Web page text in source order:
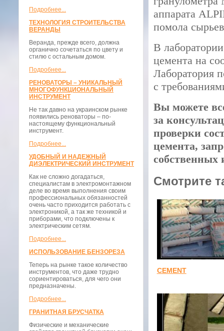
Подробнее...
ТЕХНОЛОГИЯ СТРОИТЕЛЬСТВА
ВЕРАНДЫ
Веранда, прежде всего, должна
органично сочетаться по цвету и
стилю с остальным домом.
Подробнее...
РЕНОВАТОРЫ – УНИКАЛЬНЫЙ
МНОГОФУНКЦИОНАЛЬНЫЙ
ИНСТРУМЕНТ
Не так давно на украинском рынке
появились реноваторы – по-
настоящему функциональный
инструмент.
Подробнее...
УДОБНЫЙ И НАДЕЖНЫЙ
ДИЭЛЕКТРИЧЕСКИЙ ИНСТРУМЕНТ
Как не сложно догадаться,
специалистам в электромонтажном
деле во время выполнения своим
профессиональных обязанностей
очень часто приходится работать с
электроникой, а так же техникой и
приборами, что подключены к
электрическим сетям.
Подробнее...
ИСПОЛЬЗОВАНИЕ БЕНЗОРЕЗА
Теперь на рынке такое количество
инструментов, что даже трудно
сориентироваться, для чего они
предназначены.
Подробнее...
ГРАНИТНАЯ БРУСЧАТКА
Физические и механические
аппарата
помола
В
цемента на
Лаборатория
с
Вы можете
за
проверки
цемента,
собственных
Смотрите
CEMENT